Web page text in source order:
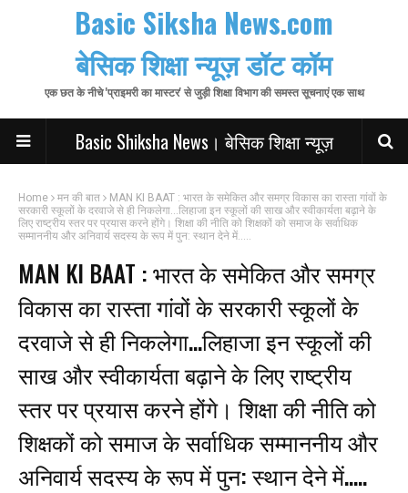
Basic Siksha News.com
बेसिक शिक्षा न्यूज़ डॉट कॉम
एक छत के नीचे 'प्राइमरी का मास्टर' से जुड़ी शिक्षा विभाग की समस्त सूचनाएं एक साथ
Basic Shiksha News। बेसिक शिक्षा न्यूज़
Home मन की बात
MAN KI BAAT : भारत के समेकित और समग्र विकास का रास्ता गांवों के
सरकारी स्कूलों के दरवाजे से ही निकलेगा...लिहाजा इन स्कूलों की साख और स्वीकार्यता बढ़ाने के
लिए राष्ट्रीय स्तर पर प्रयास करने होंगे। शिक्षा की नीति को शिक्षकों को समाज के सर्वाधिक
सम्माननीय और अनिवार्य सदस्य के रूप में पुन: स्थान देने में.....
MAN KI BAAT : भारत के समेकित और समग्र
विकास का रास्ता गांवों के सरकारी स्कूलों के
दरवाजे से ही निकलेगा...लिहाजा इन स्कूलों की
साख और स्वीकार्यता बढ़ाने के लिए राष्ट्रीय
स्तर पर प्रयास करने होंगे। शिक्षा की नीति को
शिक्षकों को समाज के सर्वाधिक सम्माननीय और
अनिवार्य सदस्य के रूप में पुन: स्थान देने में.....